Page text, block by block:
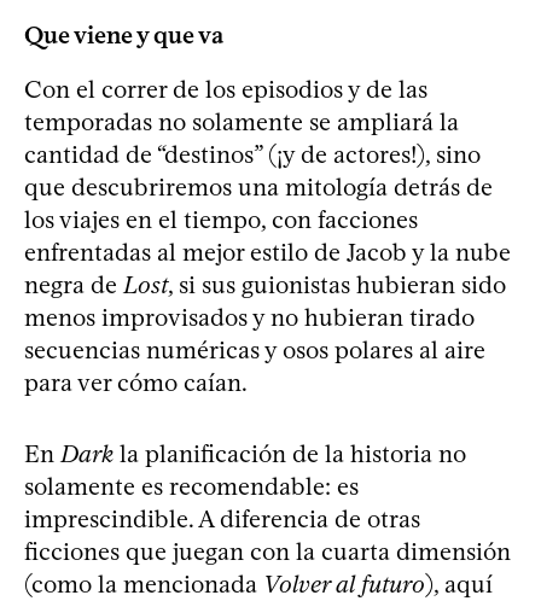
Que viene y que va
Con el correr de los episodios y de las
temporadas no solamente se ampliará la
cantidad de “destinos” (¡y de actores!), sino
que descubriremos una mitología detrás de
los viajes en el tiempo, con facciones
enfrentadas al mejor estilo de Jacob y la nube
negra deLost, si sus guionistas hubieran sido
menos improvisados y no hubieran tirado
secuencias numéricas y osos polares al aire
para ver cómo caían.
EnDark la planificación de la historia no
solamente es recomendable: es
imprescindible. A diferencia de otras
ficciones que juegan con la cuarta dimensión
(como la mencionada Volver al futuro), aquí